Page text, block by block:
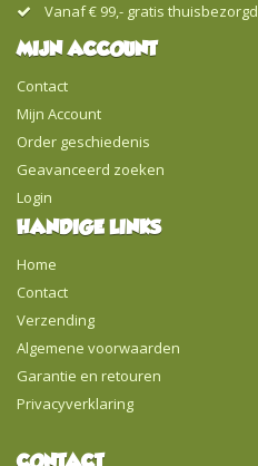
Vanaf € 99,- gratis thuisbezorgd
MIJN ACCOUNT
Contact
Mijn Account
Order geschiedenis
Geavanceerd zoeken
Login
HANDIGE LINKS
Home
Contact
Verzending
Algemene voorwaarden
Garantie en retouren
Privacyverklaring